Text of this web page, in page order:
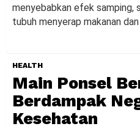
menyebabkan efek samping,
tubuh menyerap makanan
HEALTH
Main Ponsel
Berdampak
Kesehatan